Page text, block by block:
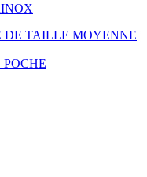
DE TAILLE MOYENNE